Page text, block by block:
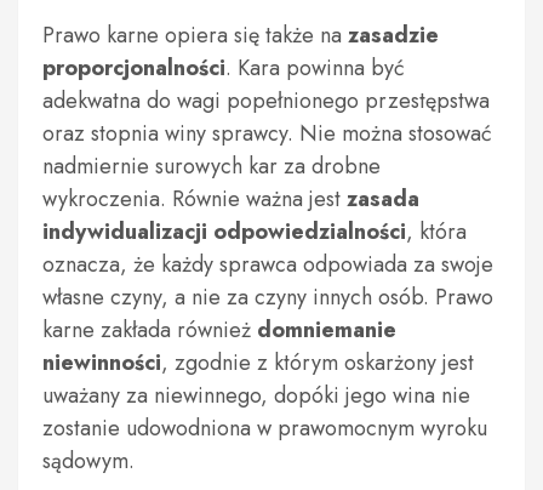
Prawo karne opiera się także na zasadzie
proporcjonalności. Kara powinna być
adekwatna do wagi popełnionego przestępstwa
oraz stopnia winy sprawcy. Nie można stosować
nadmiernie surowych kar za drobne
wykroczenia. Równie ważna jestzasada
indywidualizacji odpowiedzialności, która
oznacza, że każdy sprawca odpowiada za swoje
własne czyny, a nie za czyny innych osób. Prawo
karne zakłada również domniemanie
niewinności, zgodnie z którym oskarżony jest
uważany za niewinnego, dopóki jego wina nie
zostanie udowodniona w prawomocnym wyroku
sądowym.